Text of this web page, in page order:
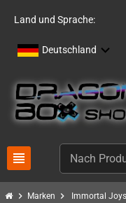
Land und Sprache:
Deutschland
view_headline
chevron_right Marken chevron_right Immortal